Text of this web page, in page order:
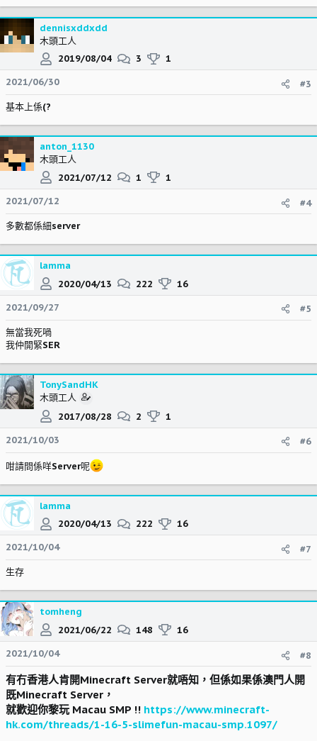
dennisxddxdd
木頭工人
2019/08/04
3
1
2021/06/30
#3
基本上係(?
anton_1130
木頭工人
2021/07/12
1
1
2021/07/12
#4
多數都係細server
lamma
2020/04/13
222
16
2021/09/27
#5
無當我死喎
我仲開緊SER
TonySandHK
木頭工人
2017/08/28
2
1
2021/10/03
#6
咁請問係咩Server呢
lamma
2020/04/13
222
16
2021/10/04
#7
生存
tomheng
2021/06/22
148
16
2021/10/04
#8
有冇香港人肯開Minecraft Server就唔知，但係如果係澳門人開
既Minecraft Server，
就歡迎你黎玩 Macau SMP !! https://www.minecraft-
hk.com/threads/1-16-5-slimefun-macau-smp.1097/